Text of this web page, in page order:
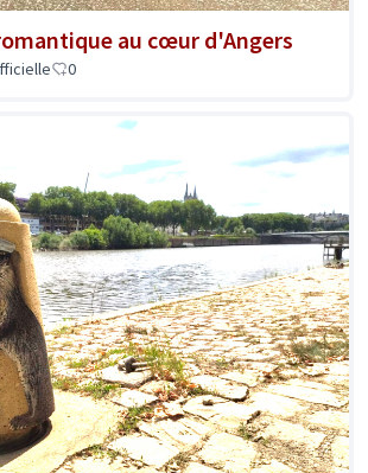
au cœur d'Angers
0